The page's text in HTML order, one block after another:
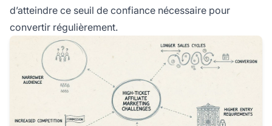
d’atteindre ce seuil de confiance nécessaire pour
convertir régulièrement.